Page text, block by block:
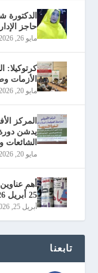
الدكتورة
حاجز
مايو 26, 2026
كرتوكيلا:
الأزمات
مايو 20, 2026
المركز
يدشن دورة
الشائعات
مايو 20, 2026
أهم
25 أبريل 2026م
أبريل 25, 2026
تابعنا